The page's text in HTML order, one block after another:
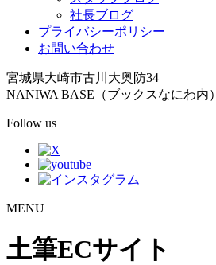
社長ブログ
プライバシーポリシー
お問い合わせ
宮城県大崎市古川大奥防34
NANIWA BASE（ブックスなにわ内）
Follow us
MENU
土筆ECサイト